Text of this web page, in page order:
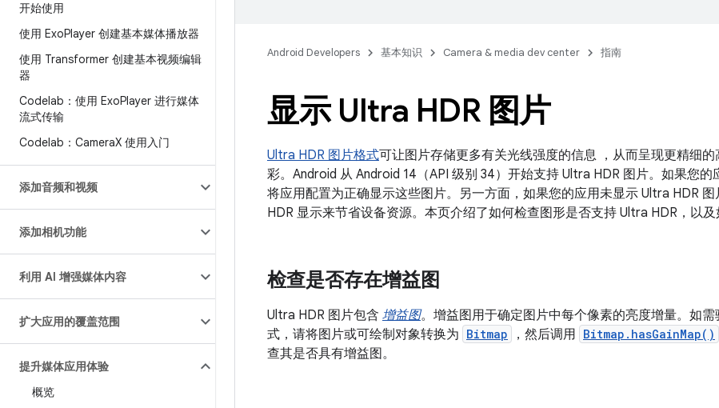
开始使用
使用 ExoPlayer 创建基本媒体播放器
使用 Transformer 创建基本视频编辑
器
Codelab：使用 ExoPlayer 进行媒体
流式传输
Codelab：CameraX 使用入门
添加音频和视频
添加相机功能
利用 AI 增强媒体内容
扩大应用的覆盖范围
提升媒体应用体验
概览
Android Developers 基本知识 Camera & media dev center 指南
显示 Ultra HDR 图片
Ultra HDR 图片格式可让图片存储更多有关光线强度的信息 ，从而呈现更精细
彩。Android 从 Android 14（API 级别 34）开始支持 Ultra HDR 图片。如果您
将应用配置为正确显示这些图片。另一方面，如果您的应用未显示 Ultra HDR
HDR 显示来节省设备资源。本页介绍了如何检查图形是否支持 Ultra HDR，以及
检查是否存在增益图
Ultra HDR 图片包含 增益图。增益图用于确定图片中每个像素的亮度增量。如
式，请将图片或可绘制对象转换为 Bitmap ，然后调用 Bitmap.hasGainMap()
查其是否具有增益图。